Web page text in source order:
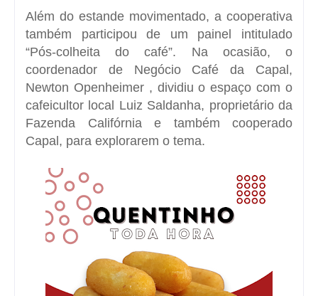
Além do estande movimentado, a cooperativa
também participou de um painel intitulado
“Pós-colheita do café”. Na ocasião, o
coordenador de Negócio Café da Capal,
Newton Openheimer , dividiu o espaço com o
cafeicultor local Luiz Saldanha, proprietário da
Fazenda Califórnia e também cooperado
Capal, para explorarem o tema.